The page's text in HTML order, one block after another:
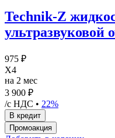
Technik-Z
ультразвуковой
975 ₽
X4
на 2 мес
3 900 ₽
/с НДС • 22%